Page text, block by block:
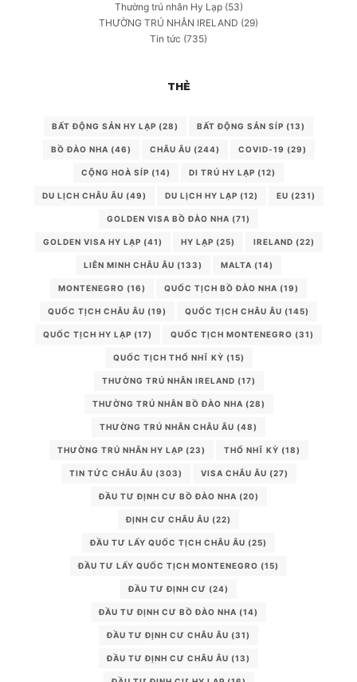
Thường trú nhân Hy Lạp(53)
THƯỜNG TRÚ NHÂN IRELAND (29)
Tin tức (735)
THẺ
BẤT ĐỘNG SẢN HY LẠP (28) BẤT ĐỘNG SẢN SÍP (13)
BỒ ĐÀO NHA (46) CHÂU ÂU (244) COVID-19 (29)
CỘNG HOÀ SÍP (14) DI TRÚ HY LẠP (12)
DU LỊCH CHÂU ÂU (49) DU LỊCH HY LẠP (12) EU (231)
GOLDEN VISA BỒ ĐÀO NHA (71)
GOLDEN VISA HY LẠP (41) HY LẠP (25) IRELAND (22)
LIÊN MINH CHÂU ÂU (133) MALTA (14)
MONTENEGRO (16) QUỐC TỊCH BỒ ĐÀO NHA (19)
QUỐC TỊCH CHÂU ÂU (19) QUỐC TỊCH CHÂU ÂU (145)
QUỐC TỊCH HY LẠP (17) QUỐC TỊCH MONTENEGRO (31)
QUỐC TỊCH THỔ NHĨ KỲ (15)
THƯỜNG TRÚ NHÂN IRELAND (17)
THƯỜNG TRÚ NHÂN BỒ ĐÀO NHA (28)
THƯỜNG TRÚ NHÂN CHÂU ÂU (48)
THƯỜNG TRÚ NHÂN HY LẠP (23) THỔ NHĨ KỲ (18)
TIN TỨC CHÂU ÂU (303) VISA CHÂU ÂU (27)
ĐẦU TƯ ĐỊNH CƯ BỒ ĐÀO NHA (20)
ĐỊNH CƯ CHÂU ÂU (22)
ĐẦU TƯ LẤY QUỐC TỊCH CHÂU ÂU (25)
ĐẦU TƯ LẤY QUỐC TỊCH MONTENEGRO (15)
ĐẦU TƯ ĐỊNH CƯ (24)
ĐẦU TƯ ĐỊNH CƯ BỒ ĐÀO NHA (14)
ĐẦU TƯ ĐỊNH CƯ CHÂU ÂU (31)
ĐẦU TƯ ĐỊNH CƯ CHÂU ÂU (13)